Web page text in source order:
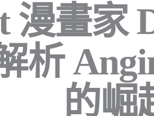
漫畫家
析
的崛